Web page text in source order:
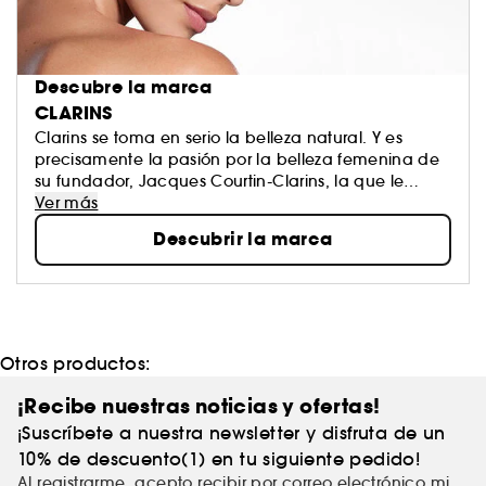
Descubre la marca
CLARINS
Clarins se toma en serio la belleza natural. Y es
precisamente la pasión por la belleza femenina de
su fundador, Jacques Courtin-Clarins, la que le
inspiró para abrir el primer Instituto de Clarins en
París hace más de medio siglo. Como líder en
tratamientos de lujo, Clarins trabaja sin descanso
para dar a cada mujer lo mejor de la naturaleza
aprovechando sus mejores principios activos. A
productos imprescindibles?
Ver más
Descubrir la marca
Otros productos:
¡Recibe nuestras noticias y ofertas!
¡Suscríbete a nuestra newsletter y disfruta de un
10% de descuento(1) en tu siguiente pedido!